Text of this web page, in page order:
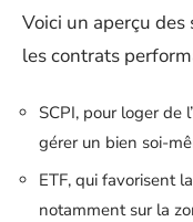
Voici un aperçu
les contrats
SCPI, pour loger de
gérer un bien soi-
ETF, qui favorisent
notamment sur la